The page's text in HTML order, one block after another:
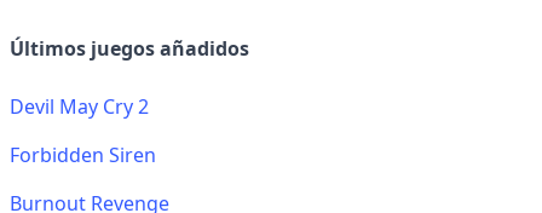
Últimos juegos añadidos
Devil May Cry 2
Forbidden Siren
Burnout Revenge